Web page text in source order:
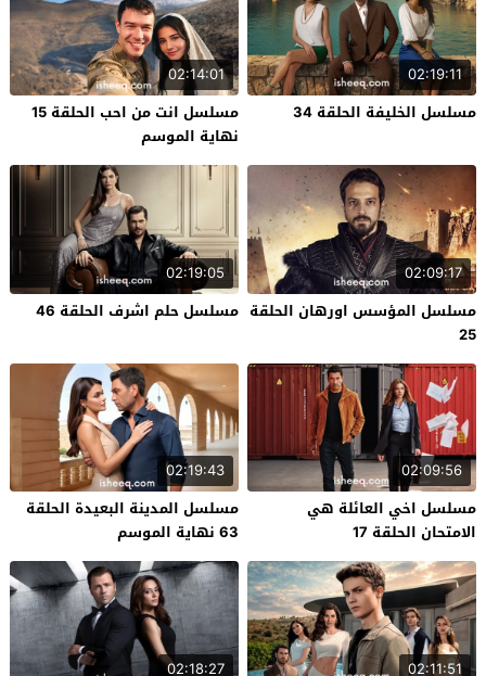
02:19:11
مسلسل الخليفة الحلقة 34
02:14:01
مسلسل انت من احب الحلقة 15
نهاية الموسم
02:09:17
مسلسل المؤسس اورهان الحلقة
25
02:19:05
مسلسل حلم اشرف الحلقة 46
02:09:56
مسلسل اخي العائلة هي
الامتحان الحلقة 17
02:19:43
مسلسل المدينة البعيدة الحلقة
63 نهاية الموسم
02:11:51
02:18:27